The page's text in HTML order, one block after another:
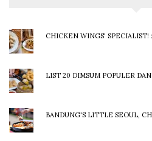
CHICKEN WINGS'
LIST 20 DIMSUM POPULER
BANDUNG'S LITTLE SEOUL,